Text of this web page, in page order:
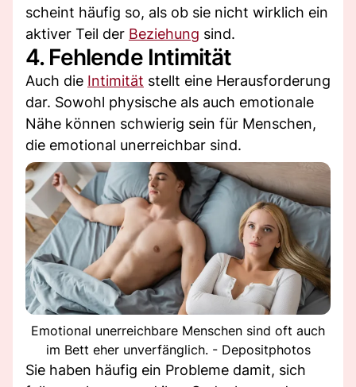
scheint häufig so, als ob sie nicht wirklich ein
aktiver Teil der Beziehung sind.
4. Fehlende Intimität
Auch die Intimität stellt eine Herausforderung
dar. Sowohl physische als auch emotionale
Nähe können schwierig sein für Menschen,
die emotional unerreichbar sind.
Emotional unerreichbare Menschen sind oft auch
im Bett eher unverfänglich. - Depositphotos
Sie haben häufig ein Probleme damit, sich